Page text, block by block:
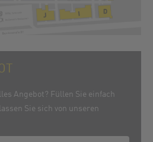
Angebot? Füllen Sie einfach
Sie sich von unseren